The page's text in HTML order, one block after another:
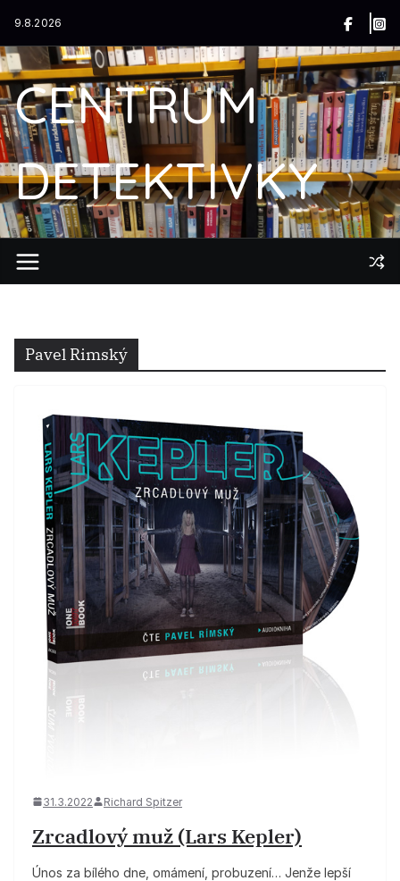
obsah
9.8.2026
CENTRUM
DETEKTIVKY
Pavel Rimský
31.3.2022 Richard Spitzer
Zrcadlový muž (Lars Kepler)
Únos za bílého dne, omámení, probuzení… Jenže lepší